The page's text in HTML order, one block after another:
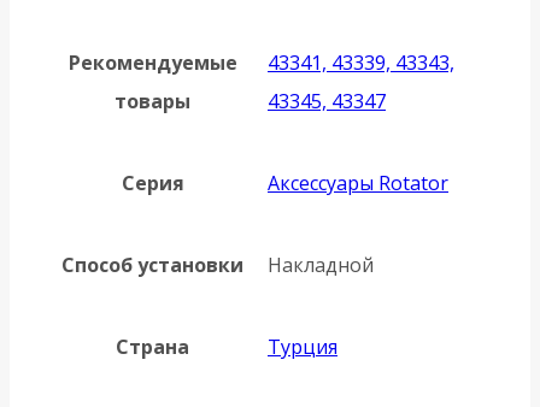
Рекомендуемые
товары
43341, 43339, 43343,
43345, 43347
Серия Аксессуары Rotator
Способ установки Накладной
Страна Турция